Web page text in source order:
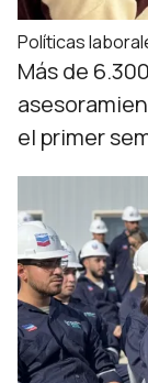
Políticas
Más de
el primer